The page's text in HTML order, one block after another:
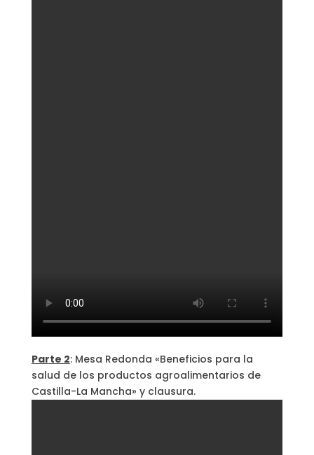
Parte 2: Mesa Redonda «Beneficios para la
salud de los productos agroalimentarios de
Castilla-La Mancha» y clausura.